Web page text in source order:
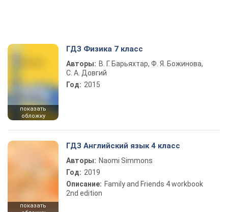
показать
обложку
ГДЗ Физика 7 класс
Авторы: В. Г. Барьяхтар, Ф. Я. Божинова,
С. А. Довгий
Год: 2015
показать
ГДЗ Английский язык 4 класс
Авторы: Naomi Simmons
Год: 2019
Описание: Family and Friends 4 workbook
2nd edition